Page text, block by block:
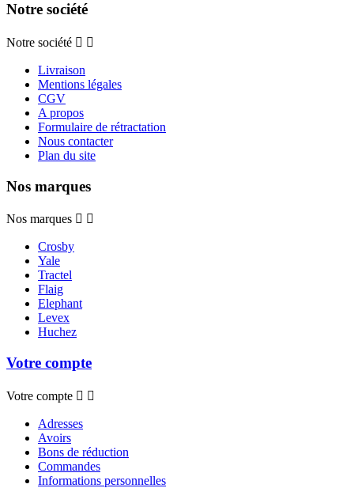
Notre société
Notre société  
Livraison
Mentions légales
CGV
A propos
Formulaire de rétractation
Nous contacter
Plan du site
Nos marques
Nos marques  
Crosby
Yale
Tractel
Flaig
Elephant
Levex
Huchez
Votre compte
Votre compte  
Adresses
Avoirs
Bons de réduction
Commandes
Informations personnelles